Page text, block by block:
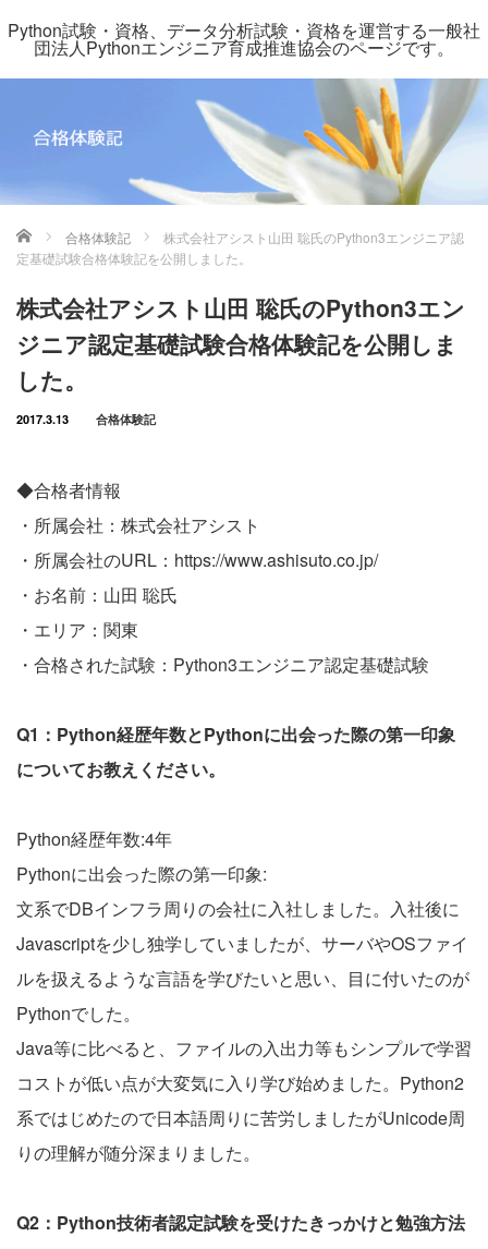
Python試験・資格、データ分析試験・資格を運営する一般社
団法人Pythonエンジニア育成推進協会のページです。
ホーム 合格体験記
株式会社アシスト山田 聡氏のPython3エンジニア認
定基礎試験合格体験記を公開しました。
株式会社アシスト山田 聡氏のPython3エン
ジニア認定基礎試験合格体験記を公開しま
した。
2017.3.13 合格体験記
◆合格者情報
・所属会社：株式会社アシスト
・所属会社のURL： https://www.ashisuto.co.jp/
・お名前：山田 聡氏
・エリア：関東
・合格された試験：Python3エンジニア認定基礎試験
Q1：Python経歴年数とPythonに出会った際の第一印象
についてお教えください。
Python経歴年数:4年
Pythonに出会った際の第一印象:
文系でDBインフラ周りの会社に入社しました。入社後に
Javascriptを少し独学していましたが、サーバやOSファイ
ルを扱えるような言語を学びたいと思い、目に付いたのが
Pythonでした。
Java等に比べると、ファイルの入出力等もシンプルで学習
コストが低い点が大変気に入り学び始めました。Python2
系ではじめたので日本語周りに苦労しましたがUnicode周
りの理解が随分深まりました。
Q2：Python技術者認定試験を受けたきっかけと勉強方法